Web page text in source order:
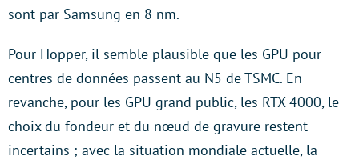
sont par Samsung en 8 nm.
Pour Hopper, il semble plausible que les GPU pour
centres de données passent au N5 de TSMC. En
revanche, pour les GPU grand public, les RTX 4000, le
choix du fondeur et du nœud de gravure restent
incertains ; avec la situation mondiale actuelle, la